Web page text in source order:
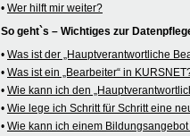
• Wer hilft mir weiter?
So geht`s – Wichtiges zur
• Was ist der „Hauptverantwortliche
• Was ist ein „Bearbeiter“ in
• Wie kann ich den
• Wie lege ich Schritt für Schritt eine
• Wie kann ich einem